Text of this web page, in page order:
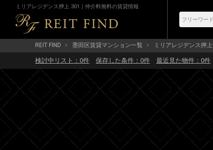
ミリアレジデンス押上 301｜仲介料無料の賃貸情報
REIT FIND 墨田区賃貸マンション一覧 ミリアレジデンス押上
検討中リスト： 0件 保存した条件： 0件 最近見た物件： 0件